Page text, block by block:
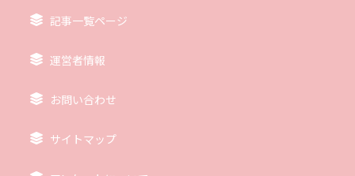
記事一覧ページ
運営者情報
お問い合わせ
サイトマップ